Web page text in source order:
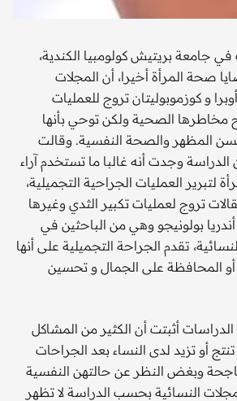
جامعة بريتيش كولومبيا الكندية،
صحة المرأة أخيرا، أن المجلات
و كوزموبوليتان تروج للعمليات
مخاطرها الصحية ولكن توحي بأنها
المظهر والصحة النفسية. وقالت
وجدت أنه غالبا ما تستخدم آراء
لتبرير العمليات الجراحية التجميلية،
تروج لعمليات تكبير الثدي وغيرها
بولونيجو وهي من الباحثين في
تقدم الجراحة التجميلية على أنها
أو المحافظة على الجمال و تحسين
أثبتت أن الكثير من المشاكل
أو تزيد لدى النساء بعد الجراحات
ناجحة وبغض النظر عن حالتهن النفسية
النسائية بحسب الدراسة لا تظهر